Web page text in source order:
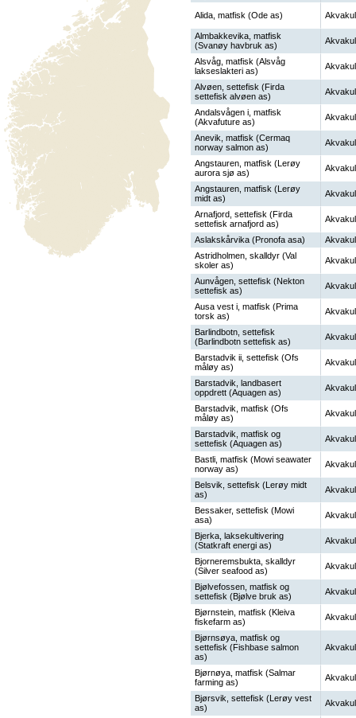
Alida, matfisk (Ode as)
Almbakkevika, matfisk
(Svanøy havbruk as)
Alsvåg, matfisk (Alsvåg
lakseslakteri as)
Alvøen, settefisk (Firda
settefisk alvøen as)
Andalsvågen i, matfisk
(Akvafuture as)
Anevik, matfisk (Cermaq
norway salmon as)
Angstauren, matfisk (Lerøy
aurora sjø as)
Angstauren, matfisk (Lerøy
midt as)
Arnafjord, settefisk (Firda
settefisk arnafjord as)
Aslakskårvika (Pronofa asa)
Astridholmen, skalldyr (Val
skoler as)
Aunvågen, settefisk (Nekton
settefisk as)
Ausa vest i, matfisk (Prima
torsk as)
Barlindbotn, settefisk
(Barlindbotn settefisk as)
Barstadvik ii, settefisk (Ofs
måløy as)
Barstadvik, landbasert
oppdrett (Aquagen as)
Barstadvik, matfisk (Ofs
måløy as)
Barstadvik, matfisk og
settefisk (Aquagen as)
Bastli, matfisk (Mowi seawater
norway as)
Belsvik, settefisk (Lerøy midt
as)
Bessaker, settefisk (Mowi
asa)
Bjerka, laksekultivering
(Statkraft energi as)
Bjorneremsbukta, skalldyr
(Silver seafood as)
Bjølvefossen, matfisk og
settefisk (Bjølve bruk as)
Bjørnstein, matfisk (Kleiva
fiskefarm as)
Bjørnsøya, matfisk og
settefisk (Fishbase salmon
as)
Bjørnøya, matfisk (Salmar
farming as)
Bjørsvik, settefisk (Lerøy vest
as)